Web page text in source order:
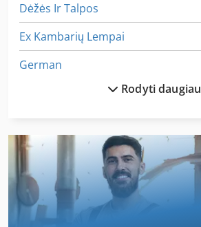
Dėžės Ir Talpos
Ex Kambarių Lempai
German
Iš Anksto Dengtos
Iš Anksto Nustatyti Skaitiklio
Kaip Susisiekti Su Mašina
Rodyti daugiau